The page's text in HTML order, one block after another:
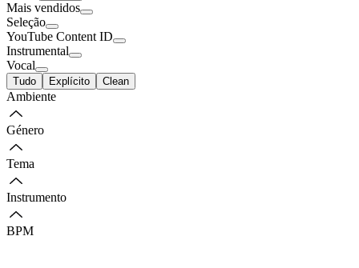
Mais vendidos
Seleção
YouTube Content ID
Instrumental
Vocal
Tudo Explícito Clean
Ambiente
Género
Tema
Instrumento
BPM